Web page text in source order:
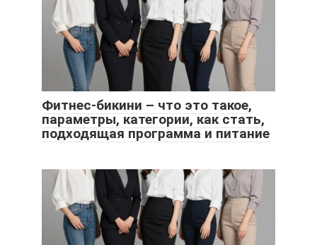
Фитнес-бикини – что это такое,
параметры, категории, как стать,
подходящая программа и питание